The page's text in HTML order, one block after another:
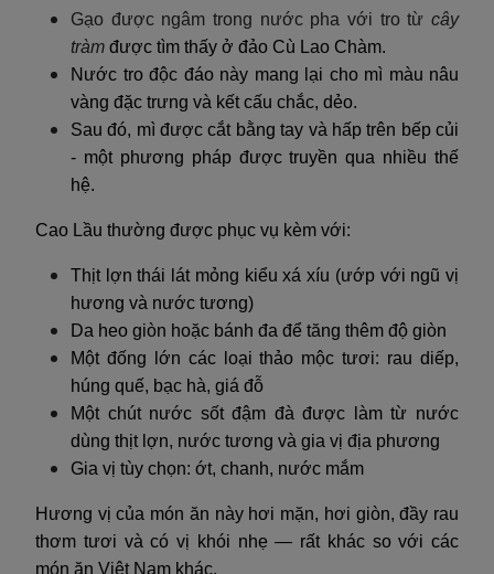
Gạo được ngâm trong nước pha với tro từ cây
tràm được tìm thấy ở đảo Cù Lao Chàm.
Nước tro độc đáo này mang lại cho mì màu nâu
vàng đặc trưng và kết cấu chắc, dẻo.
Sau đó, mì được cắt bằng tay và hấp trên bếp củi
- một phương pháp được truyền qua nhiều thế
hệ.
Cao Lầu thường được phục vụ kèm với:
Thịt lợn thái lát mỏng kiểu xá xíu (ướp với ngũ vị
hương và nước tương)
Da heo giòn hoặc bánh đa để tăng thêm độ giòn
Một đống lớn các loại thảo mộc tươi: rau diếp,
húng quế, bạc hà, giá đỗ
Một chút nước sốt đậm đà được làm từ nước
dùng thịt lợn, nước tương và gia vị địa phương
Gia vị tùy chọn: ớt, chanh, nước mắm
Hương vị của món ăn này hơi mặn, hơi giòn, đầy rau
thơm tươi và có vị khói nhẹ — rất khác so với các
món ăn Việt Nam khác.